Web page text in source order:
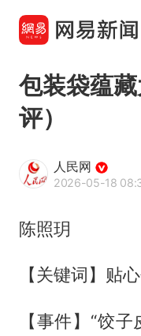
包装袋蕴
评）
人民网
2026-05-18
陈照玥
【关键词】贴
【事件】“饺